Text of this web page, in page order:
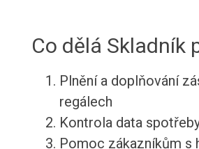
Co dělá Skladník
Plnění a doplňování
regálech
Kontrola data
Pomoc zákazníkům s